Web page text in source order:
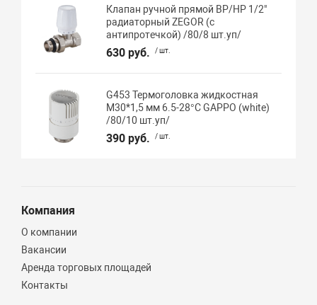
Клапан ручной прямой ВР/НР 1/2"
радиаторный ZEGOR (с
антипротечкой) /80/8 шт.уп/
630 руб. / шт.
G453 Термоголовка жидкостная
М30*1,5 мм 6.5-28°C GAPPO (white)
/80/10 шт.уп/
390 руб. / шт.
Компания
О компании
Вакансии
Аренда торговых площадей
Контакты